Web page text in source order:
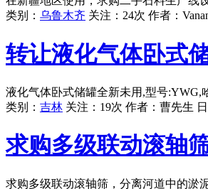
类别： 乌鲁木齐 关注：24次 作者：
转让液化气体卧式
液化气体卧式储罐全新未用,型号:YWG,
类别： 吉林 关注：19次 作者： 曹先生
求购多级联动滚轴
求购多级联动滚轴筛，分离河道中的淤